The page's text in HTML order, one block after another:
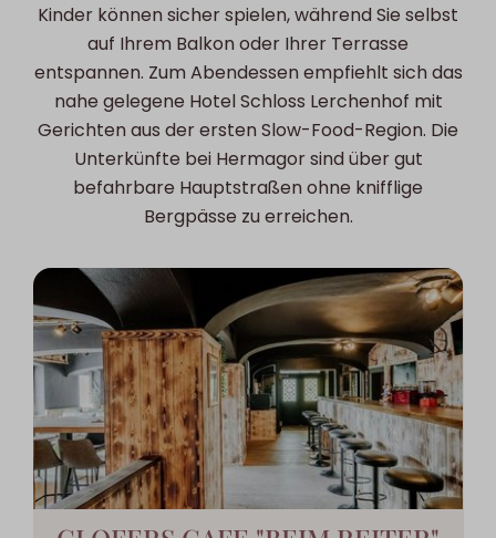
Kinder können sicher spielen, während Sie selbst
auf Ihrem Balkon oder Ihrer Terrasse
entspannen. Zum Abendessen empfiehlt sich das
nahe gelegene Hotel Schloss Lerchenhof mit
Gerichten aus der ersten Slow-Food-Region. Die
Unterkünfte bei Hermagor sind über gut
befahrbare Hauptstraßen ohne knifflige
Bergpässe zu erreichen.